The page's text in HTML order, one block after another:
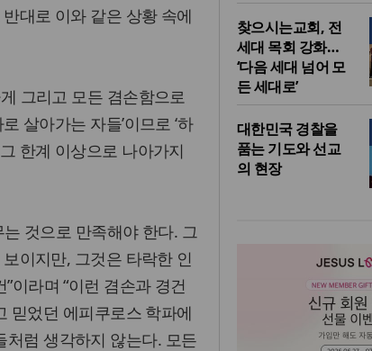
대로 이와 같은 상황 속에
그리고 모든 겸손함으로
살아가는 자들’이므로 ‘하
한계 이상으로 나아가지
것으로 만족해야 한다. 그
이지만, 그것은 타락한 인
이라며 “이런 겸손과 경건
믿었던 에피쿠로스 학파에
럼 생각하지 않는다. 모든
찾으시는교회, 전
세대 목회 강화…
‘다음 세대 넘어 모
든 세대로’
대한민국 경찰을
품는 기도와 선교
의 현장